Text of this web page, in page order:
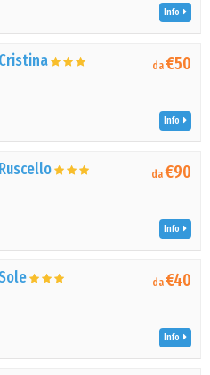
Info
da€50
Info
da€90
Info
da€40
Info